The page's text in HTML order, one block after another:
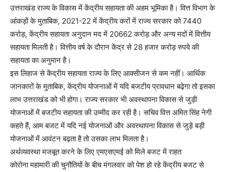
उत्तराखंड राज्य के विकास में केंद्रीय सहायता की अहम भूमिका है। वित्त विभाग के
आंकड़ों के मुताबिक, 2021-22 में केंद्रीय करों में राज्य सरकार को 7440
करोड़, केंद्रीय सहायता अनुदान मद में 20662 करोड़ और अन्य मदों में वित्तीय
सहायता मिलती है। वित्तीय वर्ष के दौरान केंद्र से 28 हजार करोड़ रुपये की
सहायता का अनुमान है।
इस लिहाज से केंद्रीय सहायता राज्य के लिए आक्सीजन से कम नहीं। आर्थिक
जानकारों के मुताबिक, केंद्रीय योजनाओं में यदि बजटीय प्रावधान बढ़ेगा तो इसका
लाभ उत्तराखंड को भी होगा। राज्य सरकार भी अवस्थापना विकास से जुड़ी
योजनाओं में बजटीय सहायता की उम्मीद कर रही है। सचिव वित्त अमित सिंह नेगी
कहते हैं, आम बजट में यदि नई योजनाओं और अवस्थापना विकास से जुड़े बड़ी
योजनाओं में आवंटन बढ़ता है तो उसका लाभ मिलता है।
अर्थव्यवस्था मजबूत करने के लिए एमएसएमई को मिले बजट में राहत
कोरोना महामारी की चुनौतियों के बीच मंगलवार को पेश हो रहे केंद्रीय बजट से